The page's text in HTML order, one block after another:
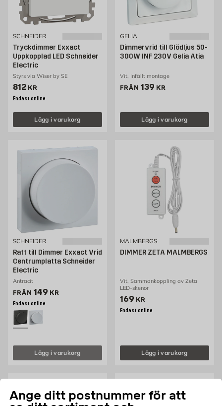
Ange ditt postnummer för att
SCHNEIDER
Tryckdimmer Exxact
Uppkopplad LED Schneider
Electric
Styrs via Wiser by SE
Pris 812 kr
812 KR
Endast online
Lägg i varukorg
GELIA
Dimmervrid till Glödljus 50-
300W INF 230V Gelia Atia
Vit, Infällt montage
FRÅN Pris 139 kr
139 KR
Lägg i varukorg
SCHNEIDER
Ratt till Dimmer Exxact Vrid
Centrumplatta Schneider
Electric
Antracit
FRÅN Pris 94 kr
149 KR
Endast online
Lägg i varukorg
MALMBERGS
DIMMER ZETA MALMBERGS
Vit, Sammankoppling av Zeta
LED-skenor
Pris 169 kr
169 KR
Endast online
Lägg i varukorg